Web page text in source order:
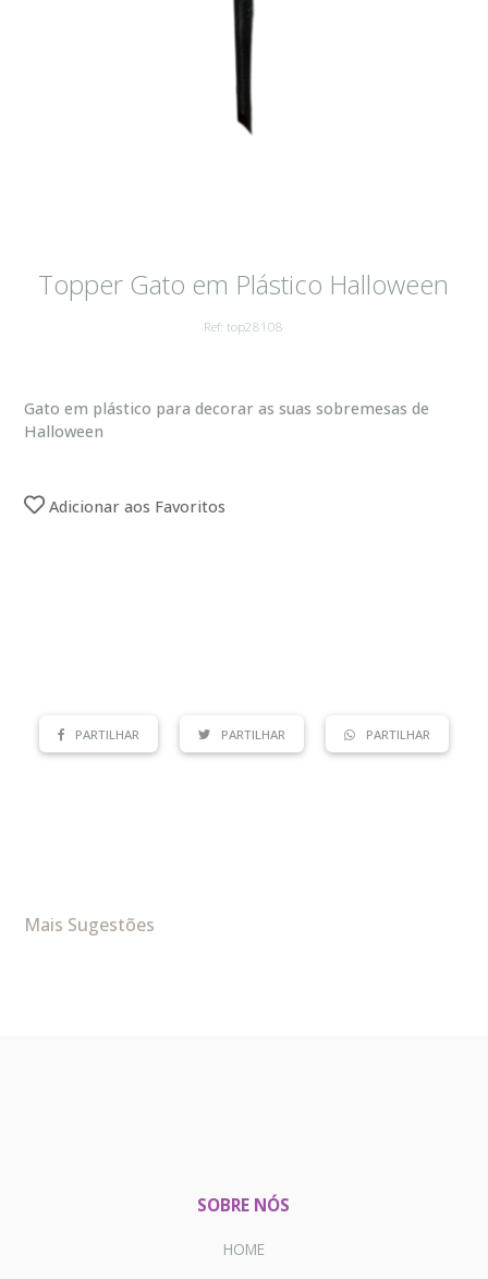
Topper Gato em Plástico Halloween
Ref: top28108
Gato em plástico para decorar as suas sobremesas de
Halloween
Adicionar aos Favoritos
PARTILHAR PARTILHAR PARTILHAR
Mais Sugestões
SOBRE NÓS
HOME